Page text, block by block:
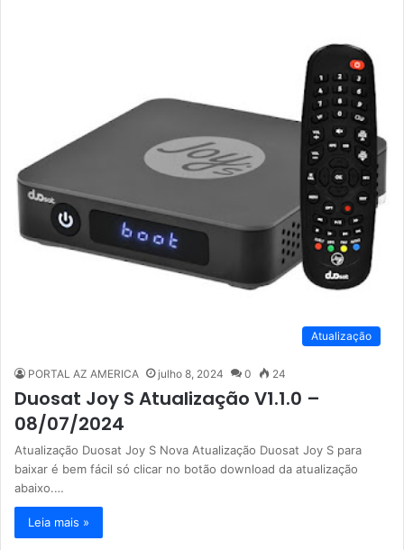
Atualização
PORTAL AZ AMERICA julho 8, 2024 0 24
Duosat Joy S Atualização V1.1.0 –
08/07/2024
Atualização Duosat Joy S Nova Atualização Duosat Joy S para
baixar é bem fácil só clicar no botão download da atualização
abaixo.…
Leia mais »